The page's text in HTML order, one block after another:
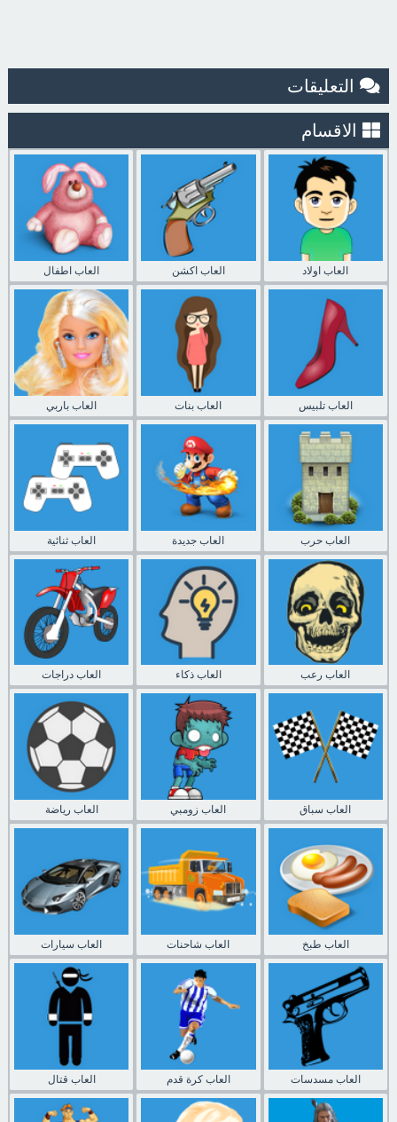
التعليقات
الاقسام
العاب اطفال العاب اكشن العاب اولاد
العاب باربي العاب بنات العاب تلبيس
العاب ثنائية العاب جديدة العاب حرب
العاب دراجات العاب ذكاء العاب رعب
العاب رياضة العاب زومبي العاب سباق
العاب سيارات العاب شاحنات العاب طبخ
العاب قتال العاب كرة قدم العاب مسدسات